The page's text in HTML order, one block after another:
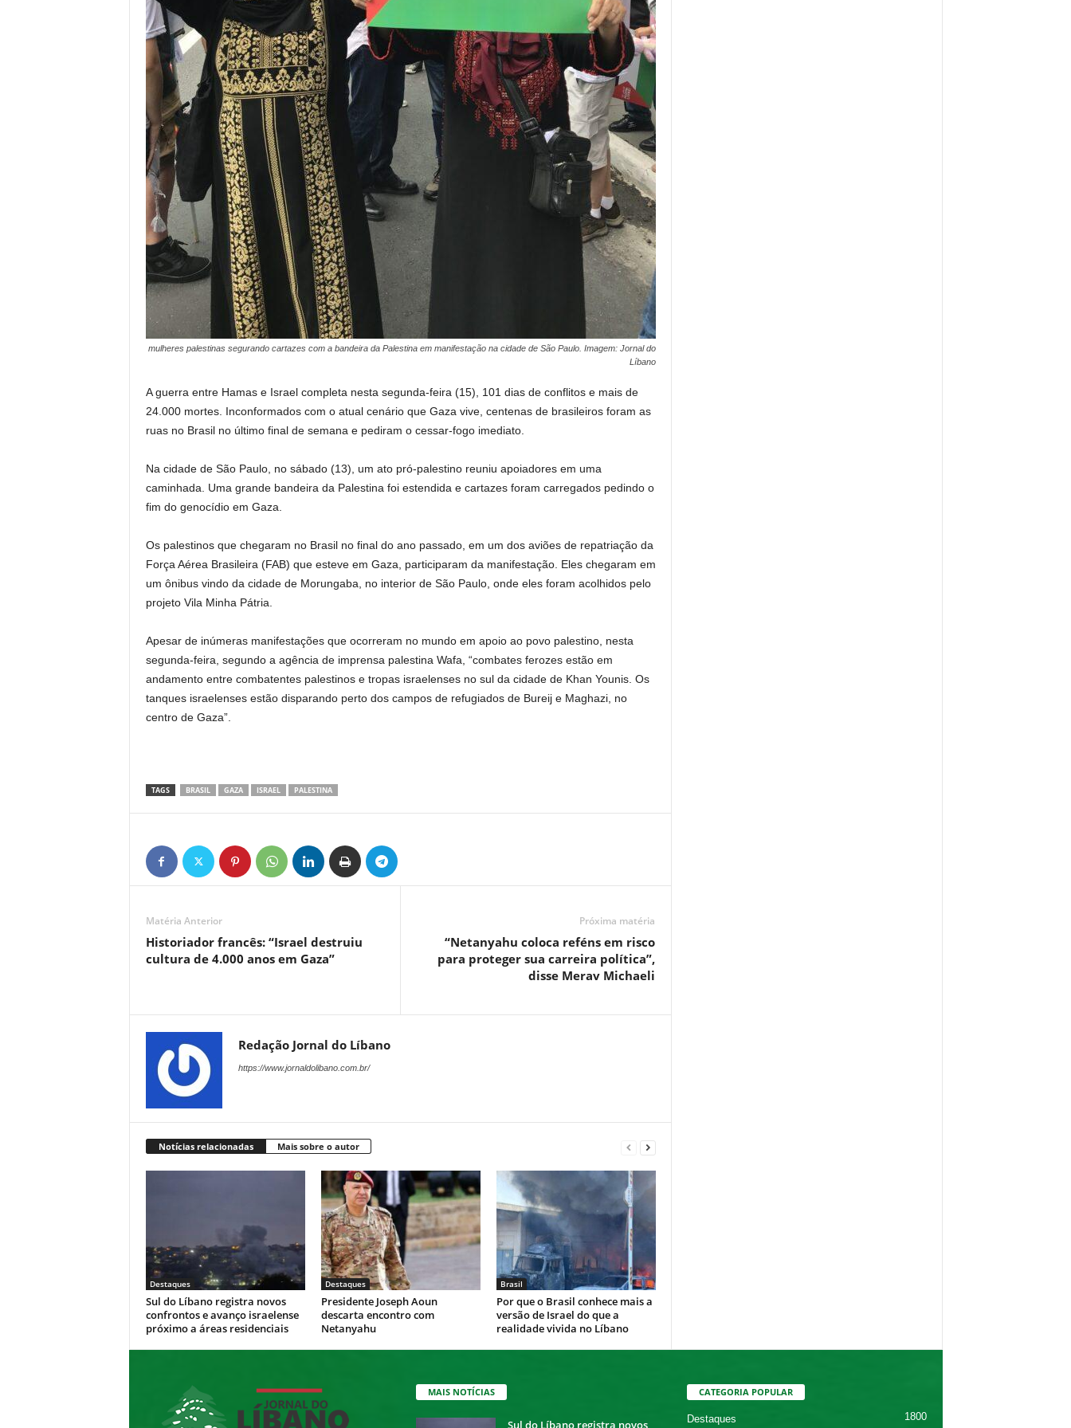
mulheres palestinas segurando cartazes com a bandeira da Palestina em manifestação na cidade de São Paulo. Imagem: Jornal do
Líbano
A guerra entre Hamas e Israel completa nesta segunda-feira (15), 101 dias de conflitos e mais de
24.000 mortes. Inconformados com o atual cenário que Gaza vive, centenas de brasileiros foram as
ruas no Brasil no último final de semana e pediram o cessar-fogo imediato.
Na cidade de São Paulo, no sábado (13), um ato pró-palestino reuniu apoiadores em uma
caminhada. Uma grande bandeira da Palestina foi estendida e cartazes foram carregados pedindo o
fim do genocídio em Gaza.
Os palestinos que chegaram no Brasil no final do ano passado, em um dos aviões de repatriação da
Força Aérea Brasileira (FAB) que esteve em Gaza, participaram da manifestação. Eles chegaram em
um ônibus vindo da cidade de Morungaba, no interior de São Paulo, onde eles foram acolhidos pelo
projeto Vila Minha Pátria.
Apesar de inúmeras manifestações que ocorreram no mundo em apoio ao povo palestino, nesta
segunda-feira, segundo a agência de imprensa palestina Wafa, “combates ferozes estão em
andamento entre combatentes palestinos e tropas israelenses no sul da cidade de Khan Younis. Os
tanques israelenses estão disparando perto dos campos de refugiados de Bureij e Maghazi, no
centro de Gaza”.
TAGS BRASIL GAZA ISRAEL PALESTINA
Matéria Anterior
Historiador francês: “Israel destruiu
cultura de 4.000 anos em Gaza”
Próxima matéria
“Netanyahu coloca reféns em risco
para proteger sua carreira política”,
disse Merav Michaeli
Redação Jornal do Líbano
https://www.jornaldolibano.com.br/
Notícias relacionadas Mais sobre o autor
Destaques
Sul do Líbano registra novos
confrontos e avanço israelense
próximo a áreas residenciais
Destaques
Presidente Joseph Aoun
descarta encontro com
Netanyahu
Brasil
Por que o Brasil conhece mais a
versão de Israel do que a
realidade vivida no Líbano
MAIS NOTÍCIAS
Sul do Líbano registra novos
CATEGORIA POPULAR
Destaques 1800